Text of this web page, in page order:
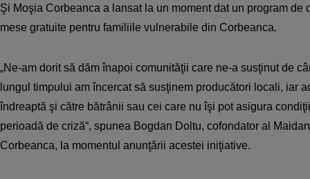
Şi Moşia Corbeanca a lansat la un moment dat un program de
mese gratuite pentru familiile vulnerabile din Corbeanca.
„Ne-am dorit să dăm înapoi comunităţii care ne-a susţinut de
lungul timpului am încercat să susţinem producători locali, iar
îndreaptă şi către bătrânii sau cei care nu îşi pot asigura
perioadă de criză“, spunea Bogdan Doltu, cofondator al
Corbeanca, la momentul anunţării acestei iniţiative.